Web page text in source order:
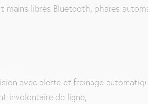
mains libres Bluetooth, phares
avec alerte et freinage
involontaire de ligne,